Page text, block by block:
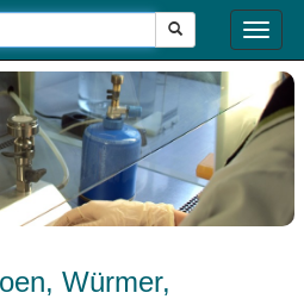
Toggle
Würmer,